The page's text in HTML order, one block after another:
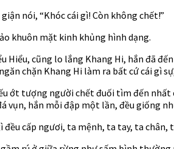
nói, “Khóc cái gì! Còn không chết!”
khuôn mặt kinh khủng hình dạng.
Hiểu, cũng lo lắng Khang Hi, hắn đã
chặn Khang Hi làm ra bất cứ cái gì
ớt tượng người chết đuối tìm đến nhất
vụn, hắn mỗi đập một lần, đều giống
đều cấp ngươi, ta mệnh, ta tay, ta